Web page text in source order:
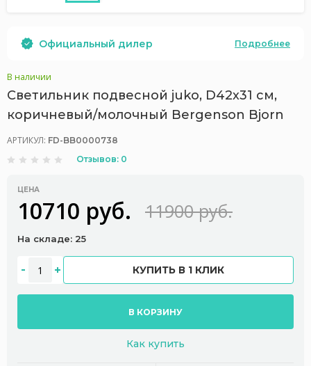
Официальный дилер Подробнее
В наличии
Светильник подвесной juko, D42х31 см,
коричневый/молочный Bergenson Bjorn
АРТИКУЛ: FD-BB0000738
Отзывов: 0
ЦЕНА
10710 руб. 11900 руб.
На складе: 25
КУПИТЬ В 1 КЛИК
В КОРЗИНУ
Как купить